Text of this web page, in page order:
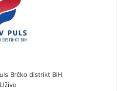
Brčko distrikt BiH
Uživo